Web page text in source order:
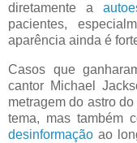
diretamente a
pacientes,
aparência ainda é
Casos que
cantor Michael
metragem do astro
tema, mas também
desinformação ao